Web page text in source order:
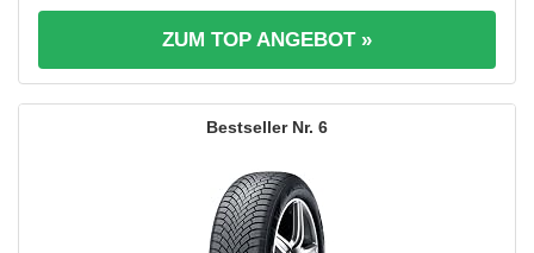
ZUM TOP ANGEBOT »
6